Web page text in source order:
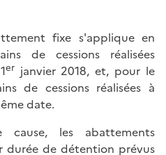
fixe s'applique en
de cessions réalisées
erjanvier 2018, et, pour le
de cessions réalisées à
date.
les abattements
durée de détention prévus